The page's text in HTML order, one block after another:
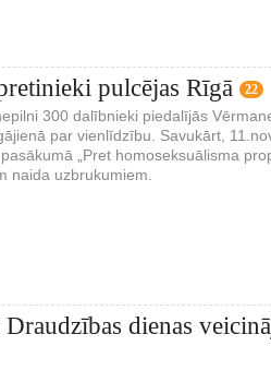
pulcējas Rīgā 22
300 dalībnieki piedalījās
par vienlīdzību. Savukārt,
„Pret homoseksuālisma
naida uzbrukumiem.
dienas